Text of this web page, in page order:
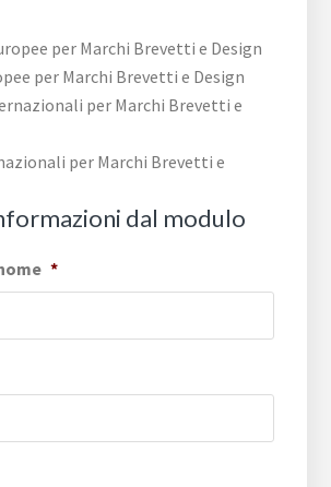
per Marchi Brevetti e Design
per Marchi Brevetti e
dal modulo
*